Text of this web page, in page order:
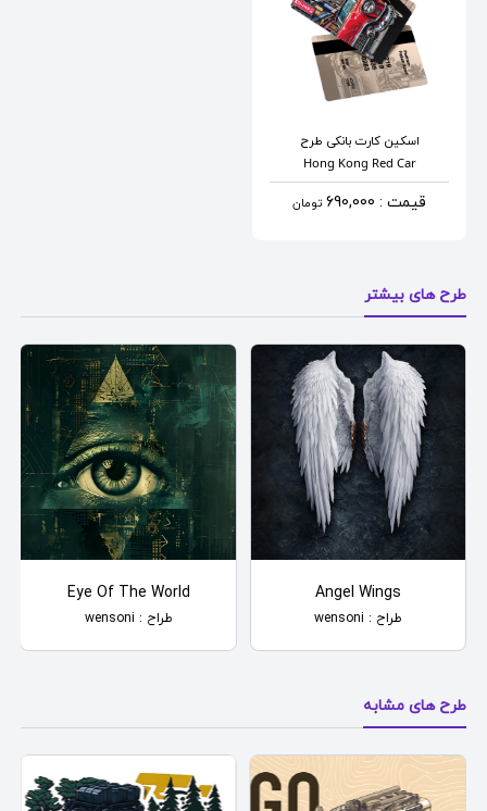
اسکین کارت بانکی طرح
Hong Kong Red Car
قیمت : 690,000 تومان
طرح های بیشتر
Angel Wings
طراح : wensoni
Eye Of The World
طراح : wensoni
طرح های مشابه